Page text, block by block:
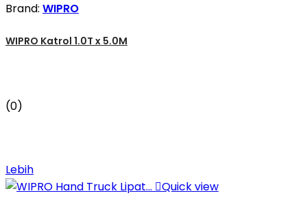
Brand: WIPRO
WIPRO Katrol 1.0T x 5.0M
(0)
Lebih
Quick view